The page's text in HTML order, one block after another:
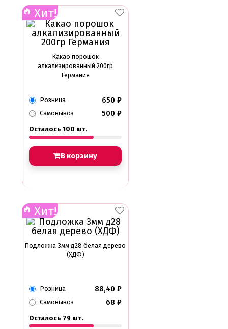
Хит!
Какао порошок
алкализированный 200гр
Германия
Розница 650 ₽
Самовывоз 500 ₽
Осталось 100 шт.
В корзину
Хит!
Подложка 3мм д28 белая дерево
(ХДФ)
Розница 88,40 ₽
Самовывоз 68 ₽
Осталось 79 шт.